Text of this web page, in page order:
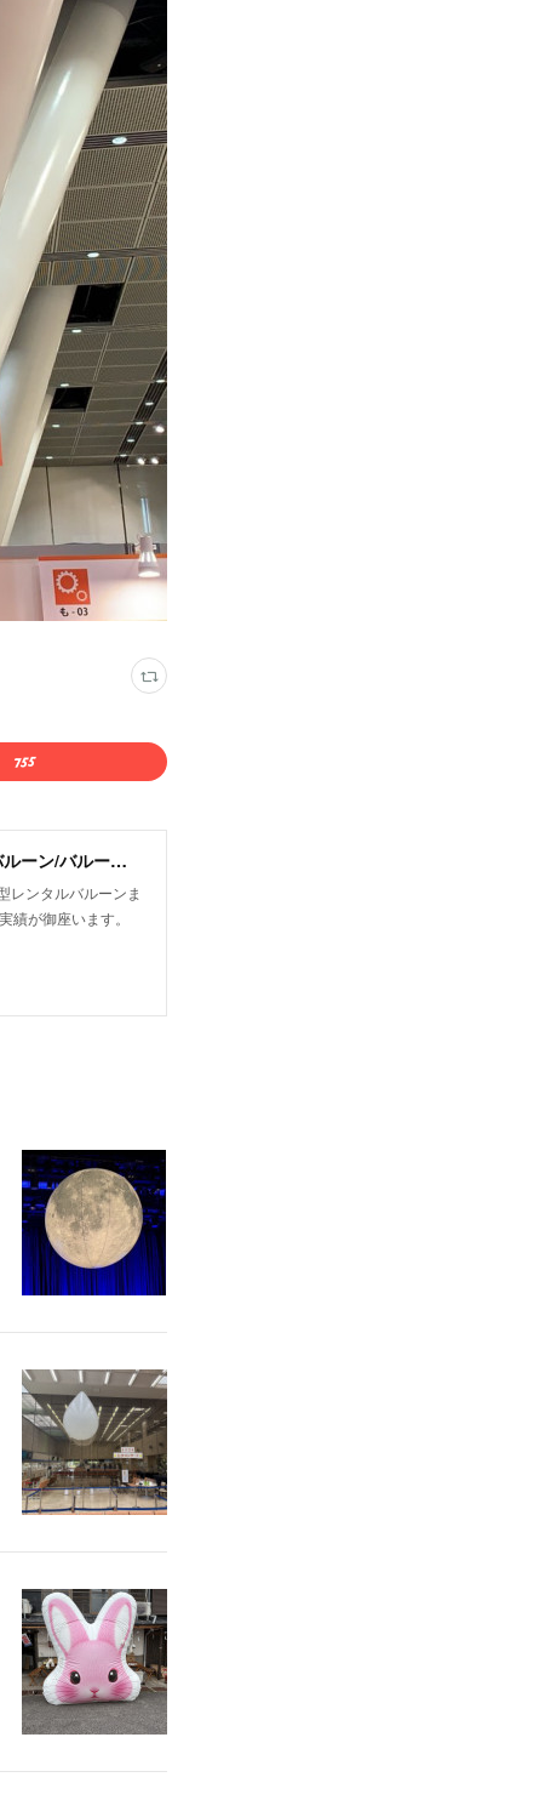
有限会社オフィストゥエンティワン/屋外・屋内飛行船/大型バルーン/アドバルーン/バルーン装飾等イベント装飾
レンタルバルーンま
が御座います。